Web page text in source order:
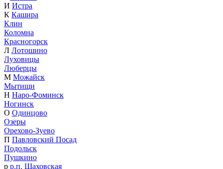
И Истра
К Кашира
Клин
Коломна
Красногорск
Л Лотошино
Луховицы
Люберцы
М Можайск
Мытищи
Н Наро-Фоминск
Ногинск
О Одинцово
Озеры
Орехово-Зуево
П Павловский Посад
Подольск
Пушкино
р р.п. Шаховская